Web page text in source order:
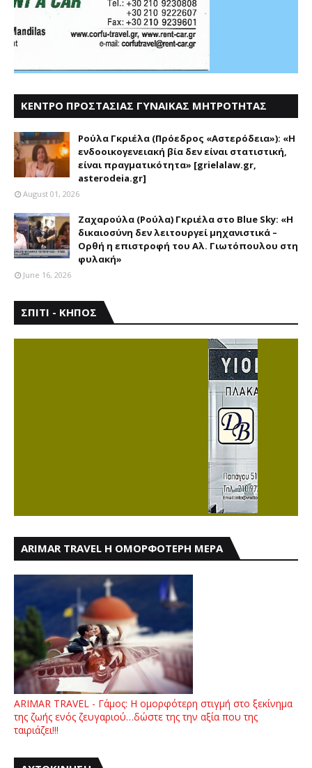
ΚΕΝΤΡΟ ΠΡΟΣΤΑΣΙΑΣ ΓΥΝΑΙΚΑΣ ΜΗΤΡΟΤΗΤΑΣ
Ρούλα Γκριέλα (Πρόεδρος «Αστερόδεια»): «Η
ενδοοικογενειακή βία δεν είναι στατιστική,
είναι πραγματικότητα» [grielalaw.gr,
asterodeia.gr]
August 01, 2026
Ζαχαρούλα (Ρούλα) Γκριέλα στο Blue Sky: «Η
δικαιοσύνη δεν λειτουργεί μηχανιστικά –
Ορθή η επιστροφή του Αλ. Γιωτόπουλου στη
φυλακή»
June 16, 2026
ΣΠΙΤΙ - ΚΗΠΟΣ
ARIMAR TRAVEL Η ΟΜΟΡΦΟΤΕΡΗ ΜΕΡΑ
ARIMAR TRAVEL - Γάμος: Η ομορφότερη στιγμή στο ξεκίνημα
της ζωής ενός ζευγαριού…δώστε της την αξία που της
ταιριάζει!!!